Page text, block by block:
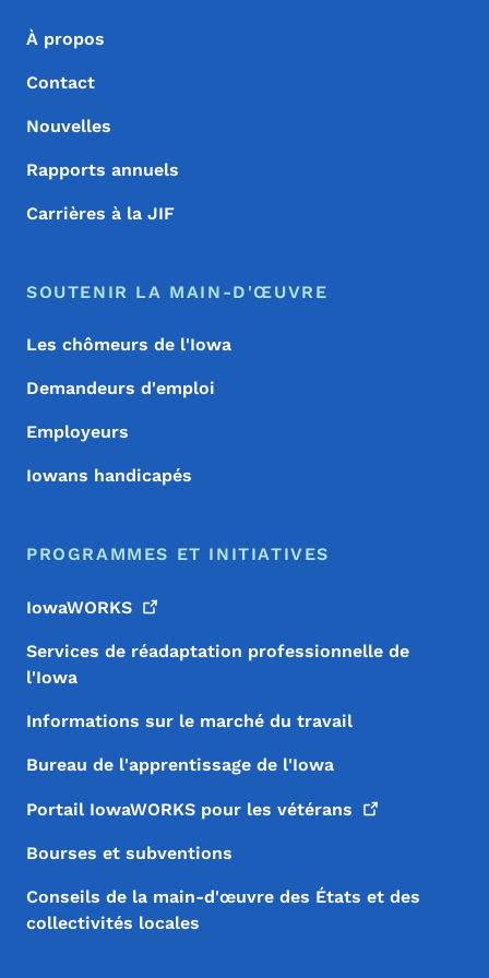
À propos
Contact
Nouvelles
Rapports annuels
Carrières à la JIF
SOUTENIR LA MAIN-D'ŒUVRE
Les chômeurs de l'Iowa
Demandeurs d'emploi
Employeurs
Iowans handicapés
PROGRAMMES ET INITIATIVES
IowaWORKS
Services de réadaptation professionnelle de
l'Iowa
Informations sur le marché du travail
Bureau de l'apprentissage de l'Iowa
Portail IowaWORKS pour les vétérans
Bourses et subventions
Conseils de la main-d'œuvre des États et des
collectivités locales